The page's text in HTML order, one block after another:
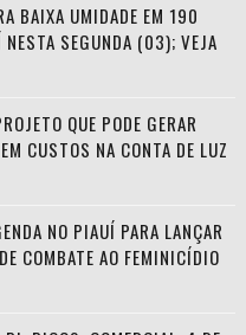
BAIXA UMIDADE EM 190
SEGUNDA (03); VEJA
QUE PODE GERAR
CUSTOS NA CONTA DE LUZ
NO PIAUÍ PARA LANÇAR
COMBATE AO FEMINICÍDIO